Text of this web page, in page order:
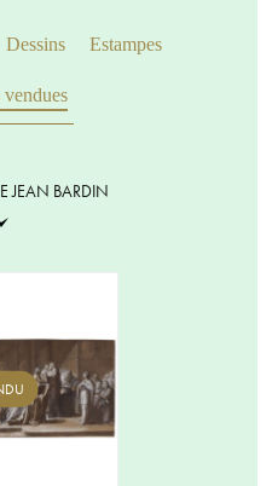
Dessins Estampes
JEAN BARDIN